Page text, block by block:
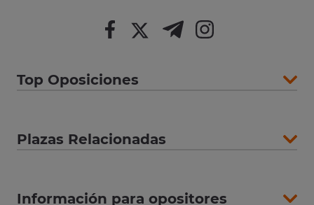
Top Oposiciones
Plazas Relacionadas
Información para opositores